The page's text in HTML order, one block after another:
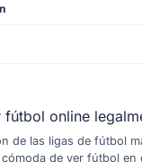
fútbol online
de las ligas de fútbol
de ver fútbol